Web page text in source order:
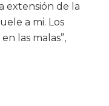
extensión de la
a mi. Los
las malas”,